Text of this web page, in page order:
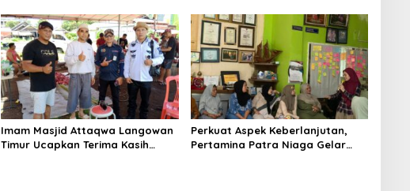
Pangemanan di Remboken
Imam Masjid Attaqwa Langowan
Timur Ucapkan Terima Kasih
Perkuat Aspek Keberlanjutan,
Pertamina Patra Niaga Gelar